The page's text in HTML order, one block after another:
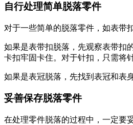
自行处理简单脱落零件
对于一些简单的脱落零件，如表带
如果是表带扣脱落，先观察表带扣
卡扣牢固卡住。对于针扣，只需将
如果是表冠脱落，先找到表冠和表
妥善保存脱落零件
在处理零件脱落的过程中，一定要